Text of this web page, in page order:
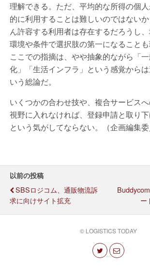
理解できる。ただ、平均的な所得の個
的に利用することは難しいのではない
ん許容する利用者は存在するだろうし
環境や条件で選択肢の第一になることも
ここでの指摘は、やや抽象的ながら「
化」「生活インフラ」という感覚から
いう総論だ。
いくつかの合わせ技や、複合サービス
視野に入れなければ、登録申請と取り
という気がしてならない。（企画編集
以前の投稿
SBSロジコム、通販物流訴
求に向けサイト拡充
ー
© LOGISTICS TODAY